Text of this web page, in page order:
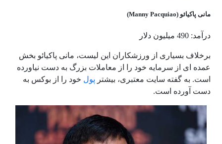
مانی پاکیائو (Manny Pacquiao)
درآمد: 490 میلیون دلار
برخلاف بسیاری از ورزشکاران این لیست، مانی پاکیائو بخش
عمده ای از سرمایه خود را از معاملات بزرگ به دست نیاورده
است. به گفته سایت معتبری، بیشتر پول خود را از بوکس به
دست آورده است.